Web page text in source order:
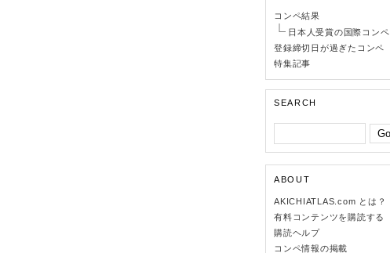
コンペ結果
日本人受賞の国際コンペ
登録締切日が過ぎたコンペ
特集記事
SEARCH
ABOUT
AKICHIATLAS.com とは？
有料コンテンツを購読する
購読ヘルプ
コンペ情報の掲載